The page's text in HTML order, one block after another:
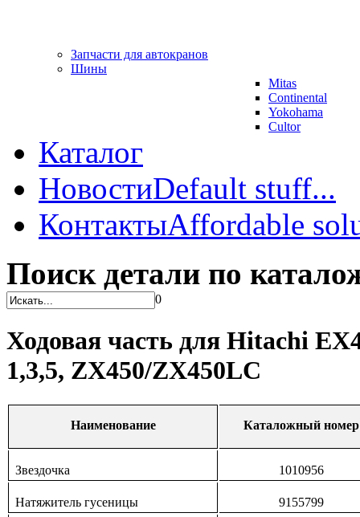
Запчасти для автокранов
Шины
Mitas
Continental
Yokohama
Cultor
Каталог
НовостиDefault stuff...
КонтактыAffordable
Поиск детали по
0
Ходовая часть для Hitachi
1,3,5, ZX450/ZX450LC
Наименование Каталожный номер
Звездочка 1010956
Натяжитель гусеницы 9155799